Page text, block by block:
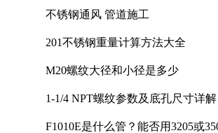
不锈钢通风 管道施工
201不锈钢重量计算方法大全
M20螺纹大径和小径是多少
1-1/4 NPT螺纹参数及底孔尺寸详解
F1010E是什么管？能否用3205或